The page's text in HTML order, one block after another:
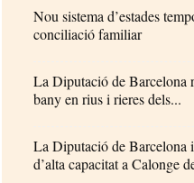
Nou sistema d’estades
conciliació familiar
La Diputació de Barcelona
bany en rius i rieres dels...
La Diputació de Barcelona
d’alta capacitat a Calonge